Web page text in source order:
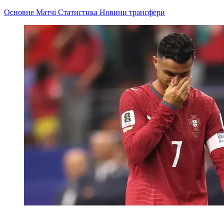
Основне Матчі Статистика Новини трансфери